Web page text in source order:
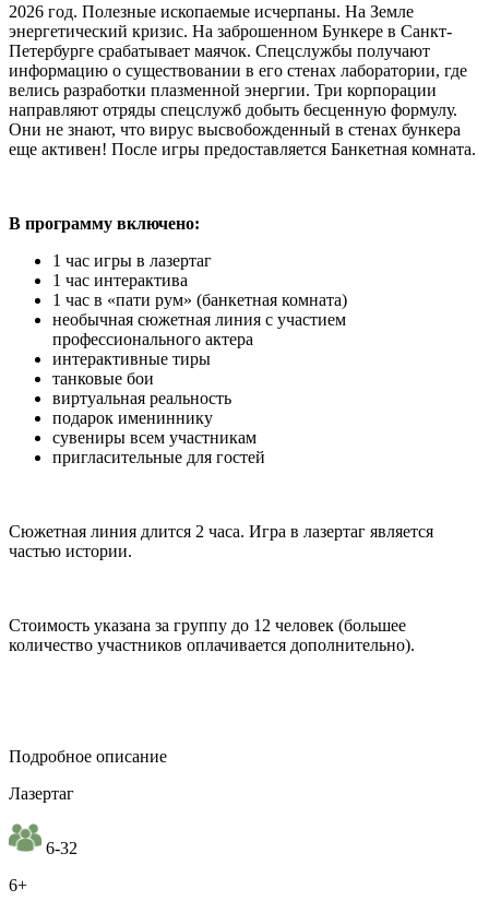
2026 год. Полезные ископаемые исчерпаны. На Земле
энергетический кризис. На заброшенном Бункере в Санкт-
Петербурге срабатывает маячок. Спецслужбы получают
информацию о существовании в его стенах лаборатории, где
велись разработки плазменной энергии. Три корпорации
направляют отряды спецслужб добыть бесценную формулу.
Они не знают, что вирус высвобожденный в стенах бункера
еще активен! После игры предоставляется Банкетная комната.
В программу включено:
1 час игры в лазертаг
1 час интерактива
1 час в «пати рум» (банкетная комната)
необычная сюжетная линия с участием
профессионального актера
интерактивные тиры
танковые бои
виртуальная реальность
подарок имениннику
сувениры всем участникам
пригласительные для гостей
Сюжетная линия длится 2 часа. Игра в лазертаг является
частью истории.
Стоимость указана за группу до 12 человек (большее
количество участников оплачивается дополнительно).
Подробное описание
Лазертаг
6-32
6+